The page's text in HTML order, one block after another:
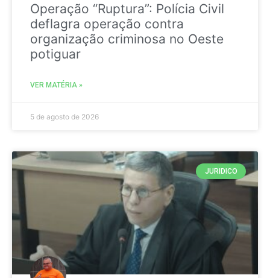
Operação “Ruptura”: Polícia Civil
deflagra operação contra
organização criminosa no Oeste
potiguar
VER MATÉRIA »
5 de agosto de 2026
JURIDICO